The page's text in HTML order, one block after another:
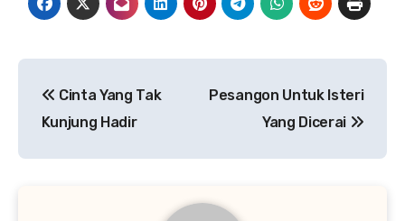
pos
Cinta Yang Tak
Kunjung Hadir
Pesangon Untuk Isteri
Yang Dicerai